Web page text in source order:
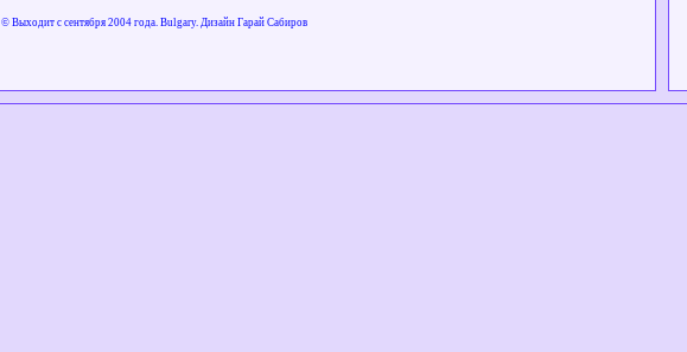
© Выходит с сентября 2004 года. Bulgary. Дизайн Гарай Сабиров